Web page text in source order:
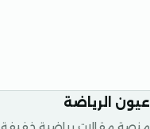
عيون الرياضة